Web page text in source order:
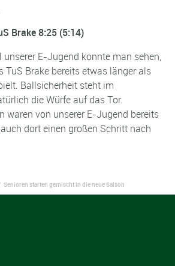
Brake 8:25 (5:14)
unserer E-Jugend konnte man sehen,
TuS Brake bereits etwas länger als
Ballsicherheit steht im
die Würfe auf das Tor.
waren von unserer E-Jugend bereits
dort einen großen Schritt nach
Senioren starten gemischt in die neue Saison